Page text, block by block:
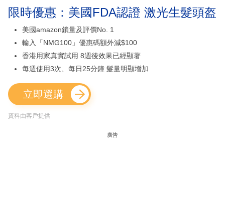
限時優惠：美國FDA認證 激光生髮頭盔
美國amazon鎖量及評價No. 1
輸入「NMG100」優惠碼額外減$100
香港用家真實試用 8週後效果已經顯著
每週使用3次、每日25分鐘 髮量明顯增加
立即選購
資料由客戶提供
廣告